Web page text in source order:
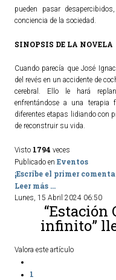
pueden pasar
conciencia de la sociedad.
SINOPSIS DE LA NOVELA
Cuando parecía que José
del revés en un accidente de
cerebral. Ello le hará
enfrentándose a una
diferentes etapas lidiando con
de reconstruir su vida.
Visto 1794 veces
Publicado en Eventos
¡Escribe el primer
Leer más ...
Lunes, 15 Abril 2024 06:50
“Estación
infinito”
Valora este artículo
1